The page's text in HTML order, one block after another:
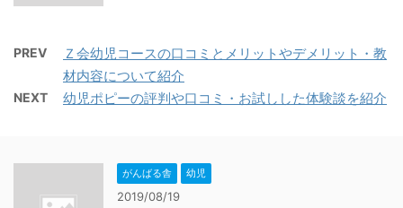
PREV
Ｚ会幼児コースの口コミとメリットやデメリット・教
材内容について紹介
NEXT 幼児ポピーの評判や口コミ・お試しした体験談を紹介
がんばる舎 幼児
2019/08/19